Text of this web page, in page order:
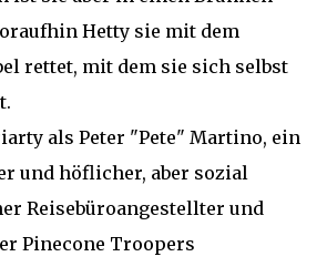
Hetty sie mit dem
rettet, mit dem sie sich selbst
als Peter "Pete" Martino, ein
und höflicher, aber sozial
Reisebüroangestellter und
Pinecone Troopers